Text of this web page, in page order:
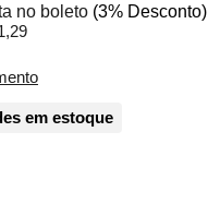
no boleto (3% Desconto)
em estoque